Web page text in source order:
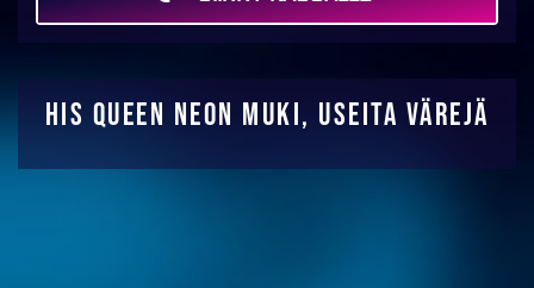
His queen neon muki, useita värejä